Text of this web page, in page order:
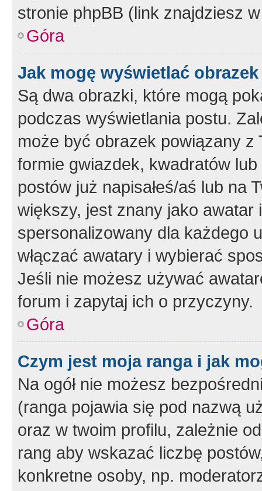
stronie phpBB (link znajdziesz
Góra
Jak mogę wyświetlać
Są dwa obrazki, które mogą
podczas wyświetlania postu.
może być obrazek powiązany z
formie gwiazdek, kwadratów
postów już napisałeś/aś lub na
większy, jest znany jako
spersonalizowany dla każdego
włączać awatary i wybierać
Jeśli nie możesz używać
forum i zapytaj ich o przyczyny.
Góra
Czym jest moja ranga i jak
Na ogół nie możesz
(ranga pojawia się pod nazwą
oraz w twoim profilu, zależnie
rang aby wskazać liczbę
konkretne osoby, np.